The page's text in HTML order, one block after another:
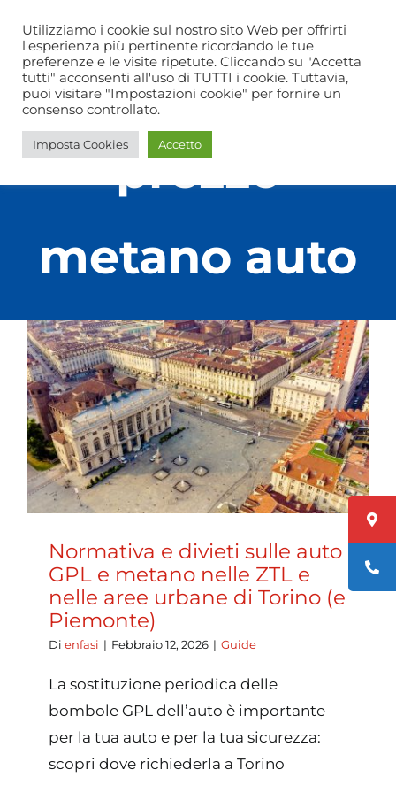
contenuto
CHIAMA ORA
Via C. Leone, 38 B – Rivoli (TO)
Home
L’officina
Guide
Contatti
prezzo
metano auto
Normativa e divieti sulle auto
GPL e metano nelle ZTL e
nelle aree urbane di Torino (e
Piemonte)
Di enfasi | Febbraio 12, 2026 | Guide
La sostituzione periodica delle
bombole GPL dell’auto è importante
per la tua auto e per la tua sicurezza:
scopri dove richiederla a Torino
Utilizziamo i cookie sul nostro sito Web per offrirti
l'esperienza più pertinente ricordando le tue
preferenze e le visite ripetute. Cliccando su "Accetta
tutti" acconsenti all'uso di TUTTI i cookie. Tuttavia,
puoi visitare "Impostazioni cookie" per fornire un
consenso controllato.
Imposta Cookies Accetto